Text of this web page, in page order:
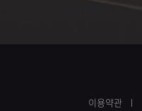
이용약관